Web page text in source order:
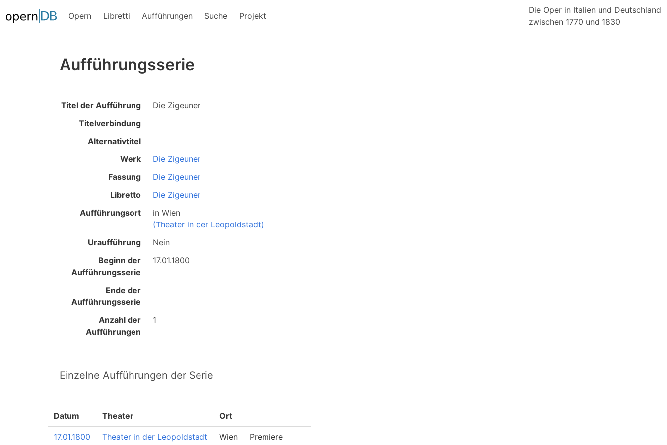
Opern Libretti Aufführungen Suche Projekt
Die Oper in Italien und Deutschland
zwischen 1770 und 1830
Aufführungsserie
Titel der Aufführung
Die Zigeuner
Titelverbindung
Alternativtitel
Werk
Die Zigeuner
Fassung
Die Zigeuner
Libretto
Die Zigeuner
Aufführungsort
in Wien
(Theater in der Leopoldstadt)
Uraufführung
Nein
Beginn der
Aufführungsserie
17.01.1800
Ende der
Aufführungsserie
Anzahl der
Aufführungen
1
Einzelne Aufführungen der Serie
Datum Theater Ort
17.01.1800 Theater in der Leopoldstadt Wien
Premiere